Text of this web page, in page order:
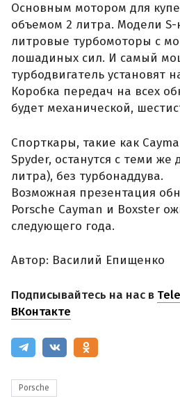
Основным мотором для купе
объемом 2 литра. Модели S-
литровые турбомоторы с
лошадиных сил. И самый
турбодвигатель установят
Коробка передач на всех
будет механической,
Спорткары, такие как
Spyder, останутся с теми же
литра), без турбонаддува.
Возможная презентация
Porsche Cayman и Boxster
следующего года.
Автор: Василий Епищенко
Подписывайтесь на нас в
ВКонтакте
Porsche